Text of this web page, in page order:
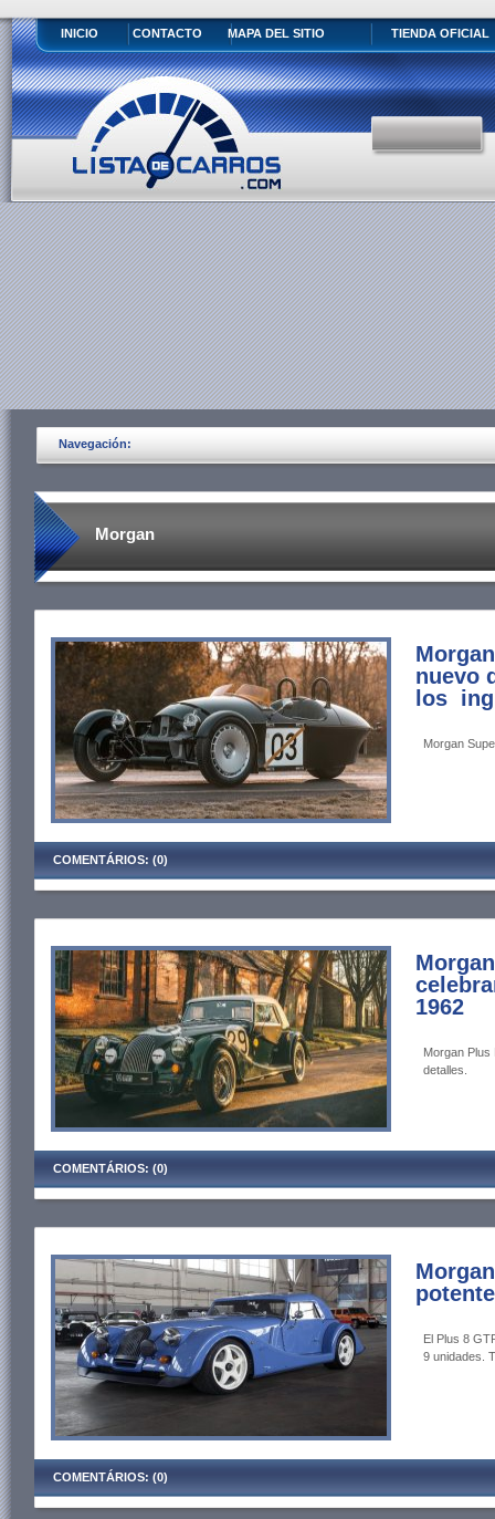
INICIO CONTACTO MAPA DEL SITIO TIENDA OFICIAL
Navegación:
Morgan
nuevo
los
Morgan
COMENTÁRIOS: (0)
1962
Morgan
detalles.
COMENTÁRIOS: (0)
El Plus 8
9 unidades.
COMENTÁRIOS: (0)